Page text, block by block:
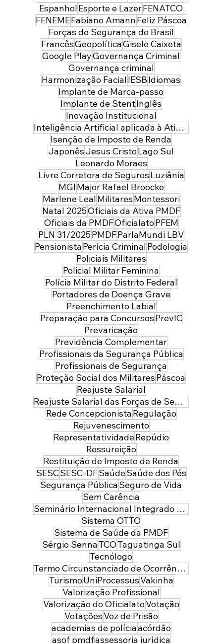
EspanholEsporte e LazerFENATCO
FENEMEFabiano AmannFeliz Páscoa
Forças de Segurança do Brasil
FrancêsGeopolíticaGisele Caixeta
Google PlayGovernança Criminal
Governança criminal
Harmonização FacialIESBIdiomas
Implante de Marca-passo
Implante de StentInglês
Inovação Institucional
Inteligência Artificial aplicada à Atividade Policial
Isenção de Imposto de Renda
JaponêsJesus CristoLago Sul
Leonardo Moraes
Livre Corretora de SegurosLuziânia
MGIMajor Rafael Broocke
Marlene LealMilitaresMontessori
Natal 2025Oficiais da Ativa PMDF
Oficiais da PMDFOficialatoPFEM
PLN 31/2025PMDFParlaMundi LBV
PensionistaPerícia CriminalPodologia
Policiais Militares
Policial Militar Feminina
Polícia Militar do Distrito Federal
Portadores de Doença Grave
Preenchimento Labial
Preparação para ConcursosPrevIC
Prevaricação
Previdência Complementar
Profissionais da Segurança Pública
Profissionais de Segurança
Proteção Social dos MilitaresPáscoa
Reajuste Salarial
Reajuste Salarial das Forças de Segurança do Distrito Federal
Rede ConcepcionistaRegulação
Rejuvenescimento
RepresentatividadeRepúdio
Ressureição
Restituição de Imposto de Renda
SESCSESC-DFSaúdeSaúde dos Pés
Segurança PúblicaSeguro de Vida
Sem Carência
Seminário Internacional Integrado de Segurança Pública e Defesa
Sistema OTTO
Sistema de Saúde da PMDF
Sérgio SennaTCOTaguatinga Sul
Tecnólogo
Termo Circunstanciado de Ocorrência
TurismoUniProcessusVakinha
Valorização Profissional
Valorização do OficialatoVotação
VotaçõesVoz de Prisão
academias de políciaacórdão
asof pmdfassessoria jurídica